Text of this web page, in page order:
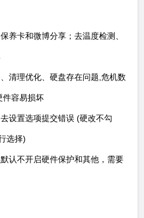
养卡和微博分享；去温度检测、
清理优化、硬盘存在问题,危机数
件容易损坏
设置选项提交错误 (硬改不勾
选择)
认不开启硬件保护和其他，需要